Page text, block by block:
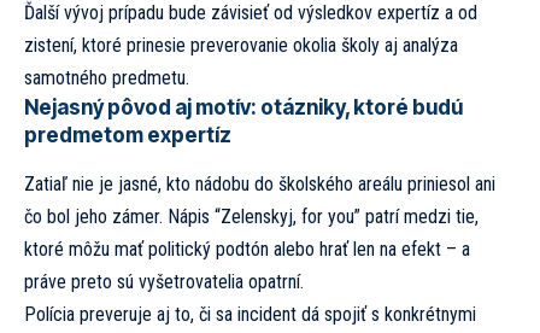
Ďalší vývoj prípadu bude závisieť od výsledkov expertíz a od
zistení, ktoré prinesie preverovanie okolia školy aj analýza
samotného predmetu.
Nejasný pôvod aj motív: otázniky, ktoré budú
predmetom expertíz
Zatiaľ nie je jasné, kto nádobu do školského areálu priniesol ani
čo bol jeho zámer. Nápis “Zelenskyj, for you” patrí medzi tie,
ktoré môžu mať politický podtón alebo hrať len na efekt – a
práve preto sú vyšetrovatelia opatrní.
Polícia preveruje aj to, či sa incident dá spojiť s konkrétnymi